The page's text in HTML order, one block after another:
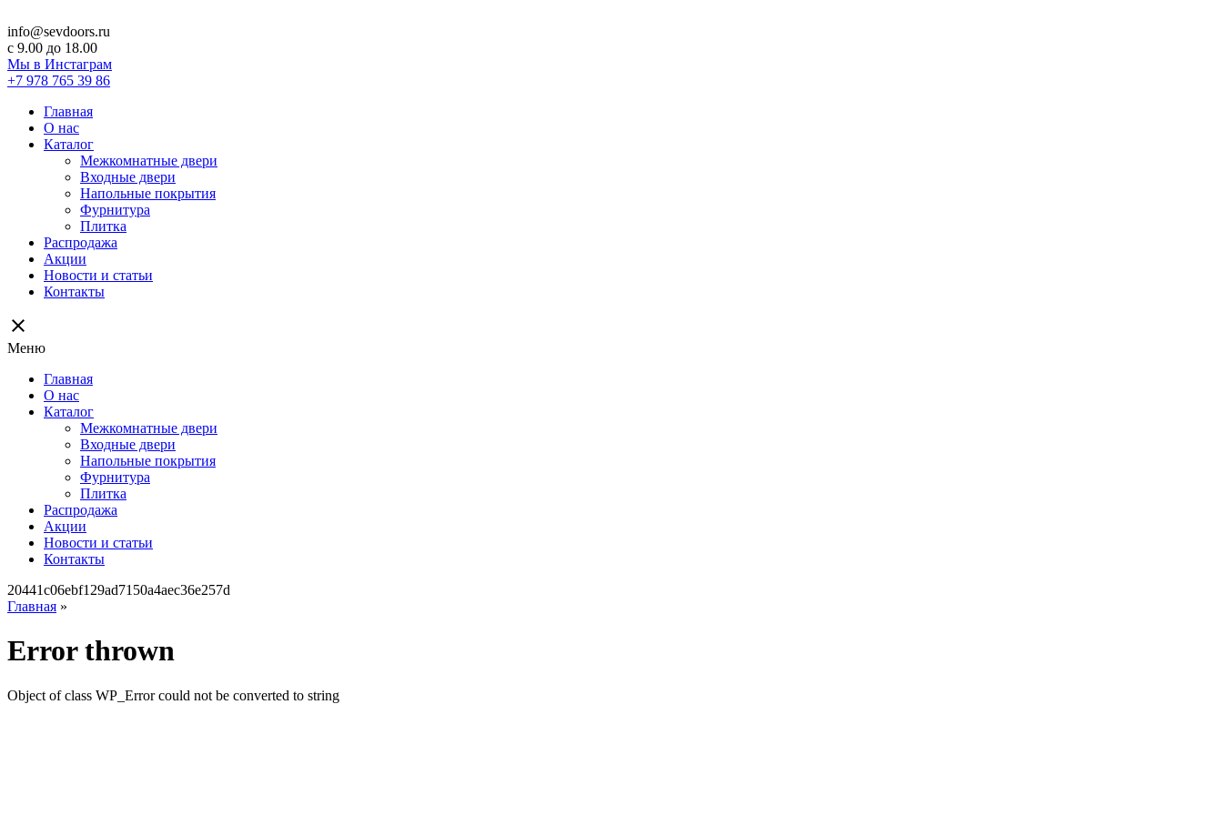
info@sevdoors.ru
c 9.00 до 18.00
Мы в Инстаграм
+7 978 765 39 86
Главная
О нас
Каталог
Межкомнатные двери
Входные двери
Напольные покрытия
Фурнитура
Плитка
Распродажа
Акции
Новости и статьи
Контакты
close
Меню
Главная
О нас
Каталог
Межкомнатные двери
Входные двери
Напольные покрытия
Фурнитура
Плитка
Распродажа
Акции
Новости и статьи
Контакты
20441c06ebf129ad7150a4aec36e257d
Главная »
Error thrown
Object of class WP_Error could not be converted to string